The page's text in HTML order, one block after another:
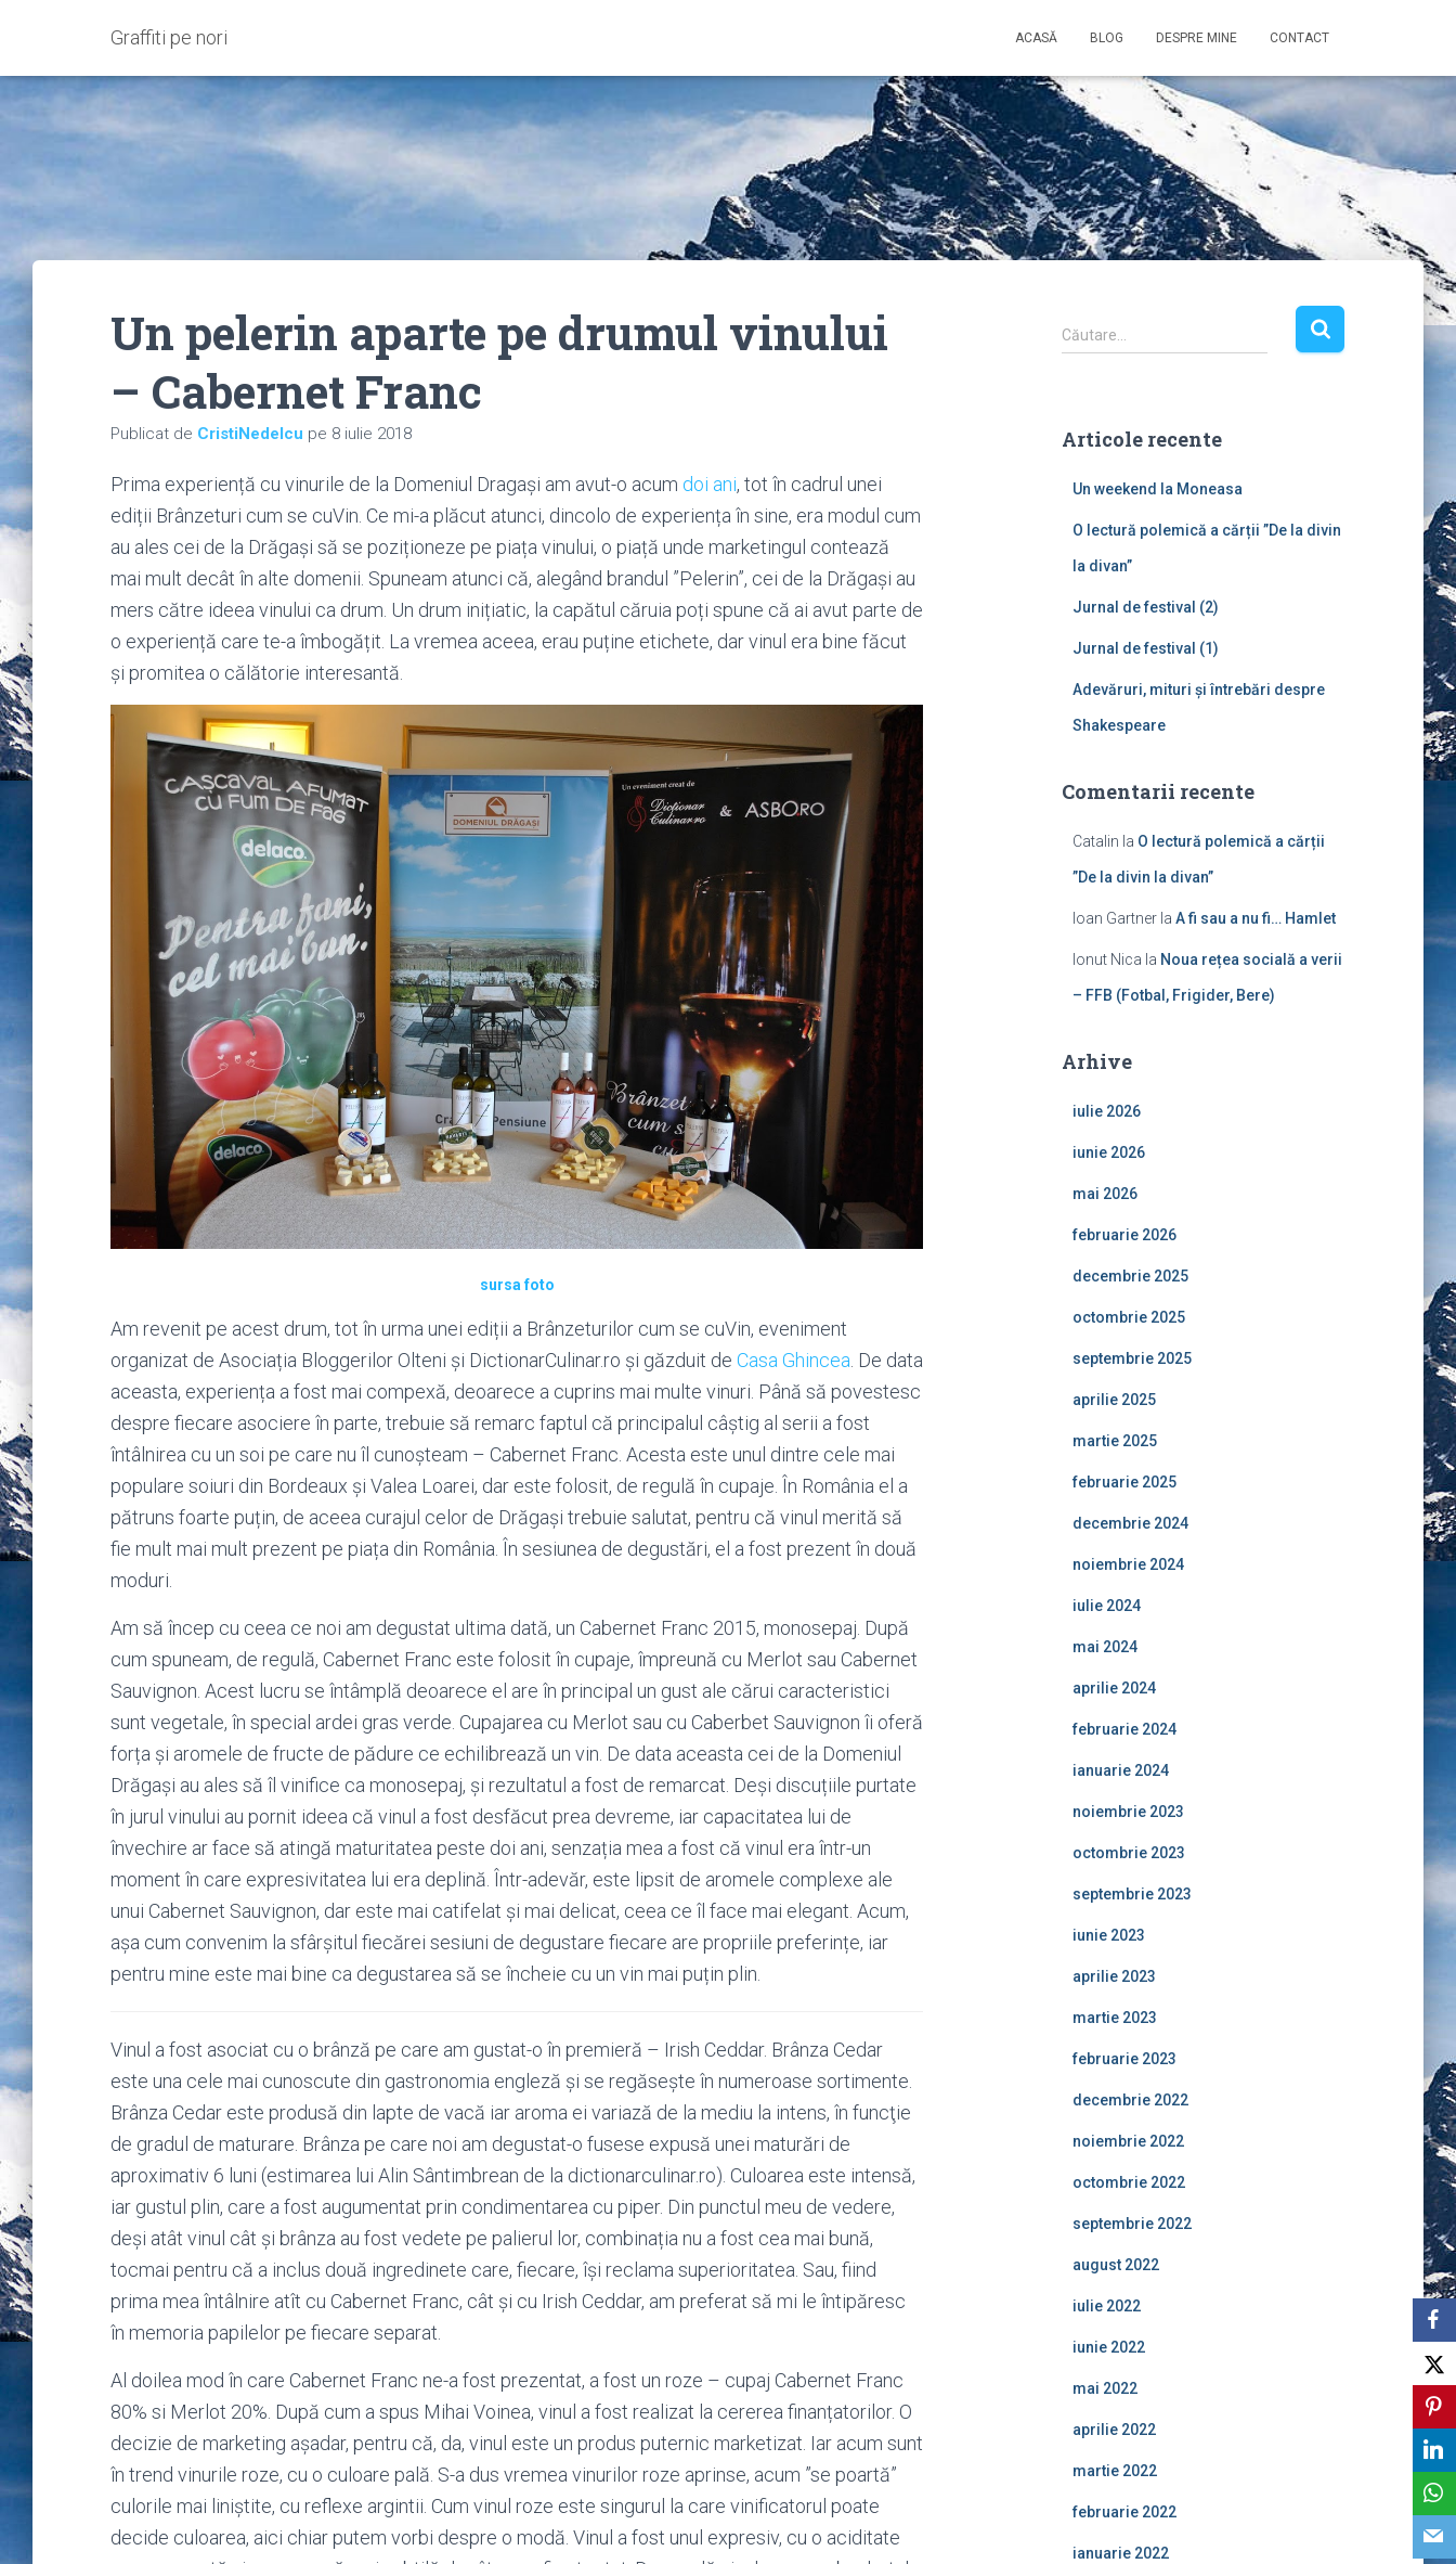
Graffiti pe nori ACASĂ BLOG DESPRE MINE CONTACT
Un pelerin aparte pe drumul vinului
– Cabernet Franc
Publicat de CristiNedelcu pe 8 iulie 2018
Prima experiență cu vinurile de la Domeniul Dragași am avut-o acum doi ani, tot în cadrul unei
ediții Brânzeturi cum se cuVin. Ce mi-a plăcut atunci, dincolo de experiența în sine, era modul cum
au ales cei de la Drăgași să se poziționeze pe piața vinului, o piață unde marketingul contează
mai mult decât în alte domenii. Spuneam atunci că, alegând brandul ”Pelerin”, cei de la Drăgași au
mers către ideea vinului ca drum. Un drum inițiatic, la capătul căruia poți spune că ai avut parte de
o experiență care te-a îmbogățit. La vremea aceea, erau puține etichete, dar vinul era bine făcut
și promitea o călătorie interesantă.
sursa foto
Am revenit pe acest drum, tot în urma unei ediții a Brânzeturilor cum se cuVin, eveniment
organizat de Asociația Bloggerilor Olteni și DictionarCulinar.ro și găzduit de Casa Ghincea . De data
aceasta, experiența a fost mai compexă, deoarece a cuprins mai multe vinuri. Până să povestesc
despre fiecare asociere în parte, trebuie să remarc faptul că principalul câștig al serii a fost
întâlnirea cu un soi pe care nu îl cunoșteam – Cabernet Franc. Acesta este unul dintre cele mai
populare soiuri din Bordeaux și Valea Loarei, dar este folosit, de regulă în cupaje. În România el a
pătruns foarte puțin, de aceea curajul celor de Drăgași trebuie salutat, pentru că vinul merită să
fie mult mai mult prezent pe piața din România. În sesiunea de degustări, el a fost prezent în două
moduri.
Am să încep cu ceea ce noi am degustat ultima dată, un Cabernet Franc 2015, monosepaj. După
cum spuneam, de regulă, Cabernet Franc este folosit în cupaje, împreună cu Merlot sau Cabernet
Sauvignon. Acest lucru se întâmplă deoarece el are în principal un gust ale cărui caracteristici
sunt vegetale, în special ardei gras verde. Cupajarea cu Merlot sau cu Caberbet Sauvignon îi oferă
forța și aromele de fructe de pădure ce echilibrează un vin. De data aceasta cei de la Domeniul
Drăgași au ales să îl vinifice ca monosepaj, și rezultatul a fost de remarcat. Deși discuțiile purtate
în jurul vinului au pornit ideea că vinul a fost desfăcut prea devreme, iar capacitatea lui de
învechire ar face să atingă maturitatea peste doi ani, senzația mea a fost că vinul era într-un
moment în care expresivitatea lui era deplină. Într-adevăr, este lipsit de aromele complexe ale
unui Cabernet Sauvignon, dar este mai catifelat și mai delicat, ceea ce îl face mai elegant. Acum,
așa cum convenim la sfârșitul fiecărei sesiuni de degustare fiecare are propriile preferințe, iar
pentru mine este mai bine ca degustarea să se încheie cu un vin mai puțin plin.
Vinul a fost asociat cu o brânză pe care am gustat-o în premieră – Irish Ceddar. Brânza Cedar
este una cele mai cunoscute din gastronomia engleză și se regăsește în numeroase sortimente.
Brânza Cedar este produsă din lapte de vacă iar aroma ei variază de la mediu la intens, în funcţie
de gradul de maturare. Brânza pe care noi am degustat-o fusese expusă unei maturări de
aproximativ 6 luni (estimarea lui Alin Sântimbrean de la dictionarculinar.ro). Culoarea este intensă,
iar gustul plin, care a fost augumentat prin condimentarea cu piper. Din punctul meu de vedere,
deși atât vinul cât și brânza au fost vedete pe palierul lor, combinația nu a fost cea mai bună,
tocmai pentru că a inclus două ingredinete care, fiecare, își reclama superioritatea. Sau, fiind
prima mea întâlnire atît cu Cabernet Franc, cât și cu Irish Ceddar, am preferat să mi le întipăresc
în memoria papilelor pe fiecare separat.
Al doilea mod în care Cabernet Franc ne-a fost prezentat, a fost un roze – cupaj Cabernet Franc
80% si Merlot 20%. După cum a spus Mihai Voinea, vinul a fost realizat la cererea finanțatorilor. O
decizie de marketing așadar, pentru că, da, vinul este un produs puternic marketizat. Iar acum sunt
în trend vinurile roze, cu o culoare pală. S-a dus vremea vinurilor roze aprinse, acum ”se poartă”
culorile mai liniștite, cu reflexe argintii. Cum vinul roze este singurul la care vinificatorul poate
decide culoarea, aici chiar putem vorbi despre o modă. Vinul a fost unul expresiv, cu o aciditate
C
a
d
Căutare…
Articole recente
Un weekend la Moneasa
O lectură polemică a cărții ”De la divin
la divan”
Jurnal de festival (2)
Jurnal de festival (1)
Adevăruri, mituri și întrebări despre
Shakespeare
Comentarii recente
Catalin la O lectură polemică a cărții
”De la divin la divan”
Ioan Gartnerla A fi sau a nu fi… Hamlet
Ionut Nica la Noua rețea socială a verii
– FFB (Fotbal, Frigider, Bere)
Arhive
iulie 2026
iunie 2026
mai 2026
februarie 2026
decembrie 2025
octombrie 2025
septembrie 2025
aprilie 2025
martie 2025
februarie 2025
decembrie 2024
noiembrie 2024
iulie 2024
mai 2024
aprilie 2024
februarie 2024
ianuarie 2024
noiembrie 2023
octombrie 2023
septembrie 2023
iunie 2023
aprilie 2023
martie 2023
februarie 2023
decembrie 2022
noiembrie 2022
octombrie 2022
septembrie 2022
august 2022
iulie 2022
iunie 2022
mai 2022
aprilie 2022
martie 2022
februarie 2022
ianuarie 2022